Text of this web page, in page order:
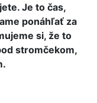
Je to čas,
ponáhľať za
si, že to
stromčekom,